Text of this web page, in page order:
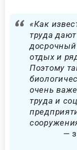
«Как
труда
отдых и
Поэтому
очень
труда и